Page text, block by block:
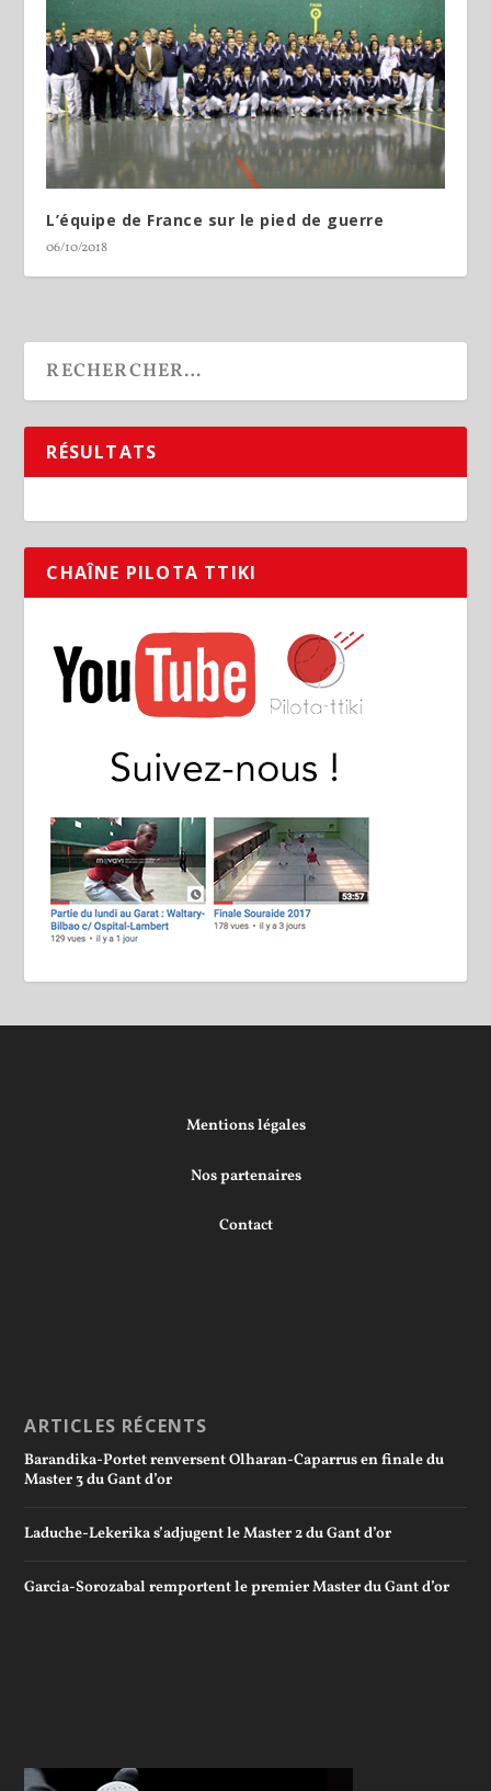
L’équipe de France sur le pied de guerre
06/10/2018
RÉSULTATS
CHAÎNE PILOTA TTIKI
Mentions légales
Nos partenaires
Contact
ARTICLES RÉCENTS
Barandika-Portet renversent Olharan-Caparrus en finale du
Master 3 du Gant d’or
Laduche-Lekerika s’adjugent le Master 2 du Gant d’or
Garcia-Sorozabal remportent le premier Master du Gant d’or